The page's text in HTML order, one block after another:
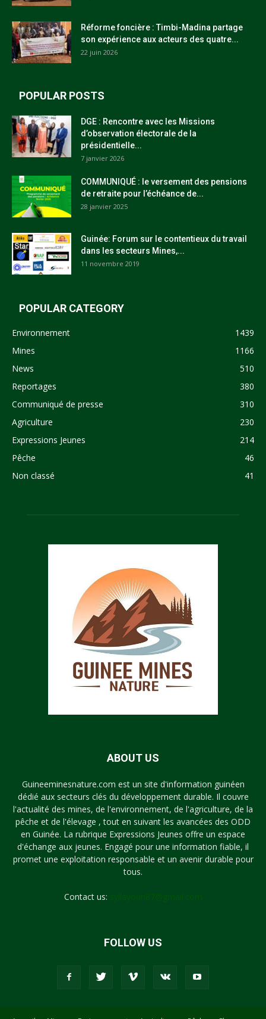
Réforme foncière : Timbi-Madina partage
son expérience aux acteurs des quatre...
22 juin 2026
POPULAR POSTS
DGE : Rencontre avec les Missions
d’observation électorale de la
présidentielle...
7 janvier 2026
COMMUNIQUÉ : le versement des pensions
de retraite pour l’échéance de...
28 janvier 2025
Guinée: Forum sur le contentieux du travail
dans les secteurs Mines,...
11 novembre 2019
POPULAR CATEGORY
Environnement
1439
Mines
1166
News
510
Reportages
380
Communiqué de presse
310
Agriculture
230
Expressions Jeunes
214
Pêche
46
Non classé
41
ABOUT US
Guineeminesnature.com est un site d'information guinéen
dédié aux secteurs clés du développement durable. Il couvre
l'actualité des mines, de l'environnement, de l'agriculture, de la
pêche et de l'élevage , tout en suivant les avancées des ODD
en Guinée. La rubrique Expressions Jeunes offre un espace
d'échange aux jeunes. Engagé pour une information fiable, il
promet une exploitation responsable et un avenir durable pour
tous.
Contact us:
FOLLOW US